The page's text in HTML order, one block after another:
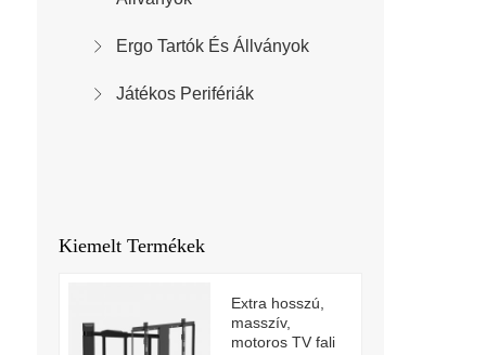
Ergo Tartók És Állványok
Játékos Perifériák
Kiemelt Termékek
Extra hosszú,
masszív,
motoros TV fali